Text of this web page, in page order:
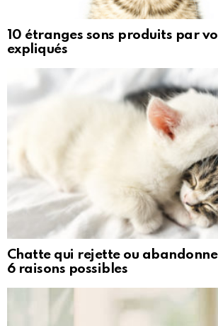
10 étranges sons produits par
expliqués
Chatte qui rejette ou abandonne
6 raisons possibles